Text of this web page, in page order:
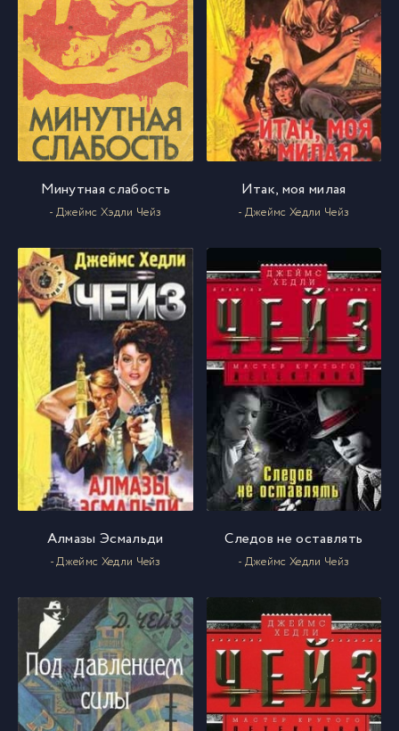
Минутная слабость
- Джеймс Хэдли Чейз
Итак, моя милая
- Джеймс Хедли Чейз
Алмазы Эсмальди
- Джеймс Хедли Чейз
Следов не оставлять
- Джеймс Хедли Чейз